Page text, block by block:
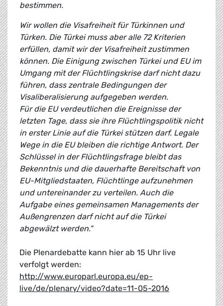
bestimmen.
Wir wollen die Visafreiheit für Türkinnen und
Türken. Die Türkei muss aber alle 72 Kriterien
erfüllen, damit wir der Visafreiheit zustimmen
können. Die Einigung zwischen Türkei und EU im
Umgang mit der Flüchtlingskrise darf nicht dazu
führen, dass zentrale Bedingungen der
Visaliberalisierung aufgegeben werden.
Für die EU verdeutlichen die Ereignisse der
letzten Tage, dass sie ihre Flüchtlingspolitik nicht
in erster Linie auf die Türkei stützen darf. Legale
Wege in die EU bleiben die richtige Antwort. Der
Schlüssel in der Flüchtlingsfrage bleibt das
Bekenntnis und die dauerhafte Bereitschaft von
EU-Mitgliedstaaten, Flüchtlinge aufzunehmen
und untereinander zu verteilen. Auch die
Aufgabe eines gemeinsamen Managements der
Außengrenzen darf nicht auf die Türkei
abgewälzt werden."
Die Plenardebatte kann hier ab 15 Uhr live
verfolgt werden:
http://www.europarl.europa.eu/ep-
live/de/plenary/video?date=11-05-2016